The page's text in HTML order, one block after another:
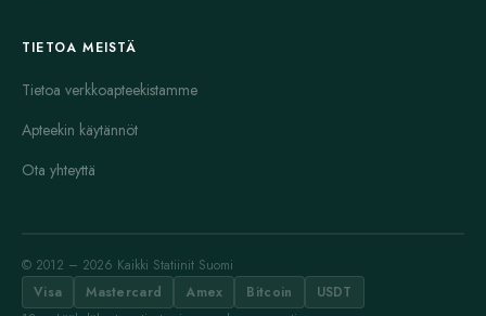
TIETOA MEISTÄ
Tietoa verkkoapteekistamme
Apteekin käytännöt
Ota yhteyttä
© 2012 – 2026 Kaikki Statiinit Suomi
Visa
Mastercard Amex Bitcoin
USDT